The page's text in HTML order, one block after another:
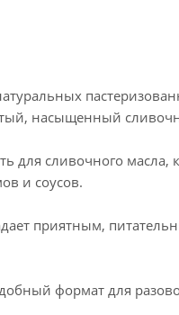
насыщенный
для сливочного масла,
и соусов.
приятным,
формат для